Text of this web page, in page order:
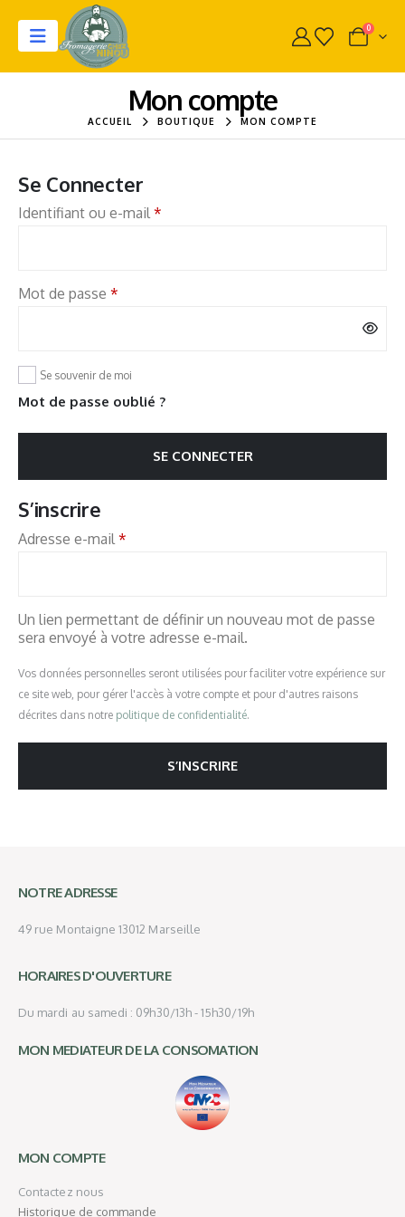
0
Mon compte
ACCUEIL BOUTIQUE MON COMPTE
Se Connecter
Identifiant ou e-mail*
Mot de passe *
Se souvenir de moi
Mot de passe oublié ?
SE CONNECTER
S’inscrire
Adresse e-mail *
Un lien permettant de définir un nouveau mot de passe
sera envoyé à votre adresse e-mail.
Vos données personnelles seront utilisées pour faciliter votre expérience sur
ce site web, pour gérer l'accès à votre compte et pour d'autres raisons
décrites dans notre politique de confidentialité.
S’INSCRIRE
NOTRE ADRESSE
49 rue Montaigne 13012 Marseille
HORAIRES D'OUVERTURE
Du mardi au samedi : 09h30/13h - 15h30/19h
MON MEDIATEUR DE LA CONSOMATION
MON COMPTE
Contactez nous
Historique de commande